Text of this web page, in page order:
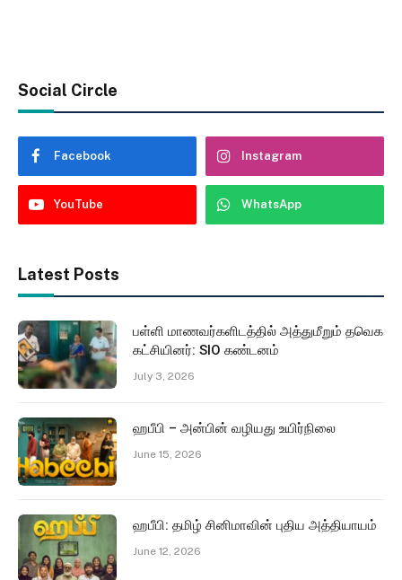
Social Circle
Facebook Instagram
YouTube WhatsApp
Latest Posts
பள்ளி மாணவர்களிடத்தில் அத்துமீறும் தவெக
கட்சியினர்: SIO கண்டனம்
July 3, 2026
ஹபீபி – அன்பின் வழியது உயிர்நிலை
June 15, 2026
ஹபீபி: தமிழ் சினிமாவின் புதிய அத்தியாயம்
June 12, 2026